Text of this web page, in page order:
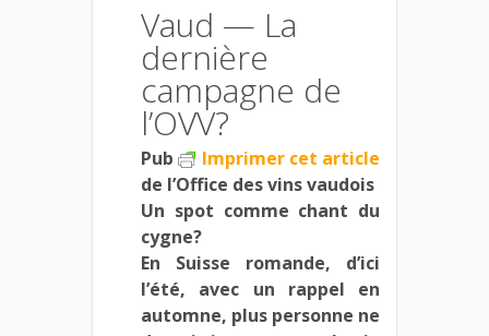
Vaud — La
dernière
campagne de
l’OVV?
Imprimer cet article
Pub
de l’Office des vins vaudois
Un spot comme chant du
cygne?
En Suisse romande, d’ici
l’été, avec un rappel en
automne, plus personne ne